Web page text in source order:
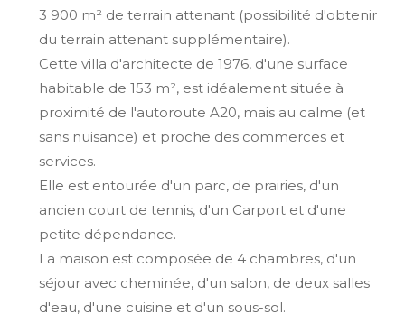
3 900 m² de terrain attenant (possibilité d'obtenir
du terrain attenant supplémentaire).
Cette villa d'architecte de 1976, d'une surface
habitable de 153 m², est idéalement située à
proximité de l'autoroute A20, mais au calme (et
sans nuisance) et proche des commerces et
services.
Elle est entourée d'un parc, de prairies, d'un
ancien court de tennis, d'un Carport et d'une
petite dépendance.
La maison est composée de 4 chambres, d'un
séjour avec cheminée, d'un salon, de deux salles
d'eau, d'une cuisine et d'un sous-sol.